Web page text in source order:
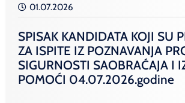
01.07.2026
SPISAK KANDIDATA KOJI SU
ZA ISPITE IZ POZNAVANJA
SIGURNOSTI SAOBRAĆAJA I
POMOĆI 04.07.2026.godine